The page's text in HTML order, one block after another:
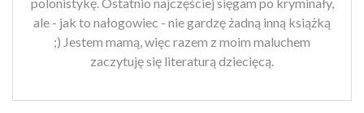
ale - jak to nałogowiec - nie gardzę żadną inną książką
;) Jestem mamą, więc razem z moim maluchem
zaczytuję się literaturą dziecięcą.